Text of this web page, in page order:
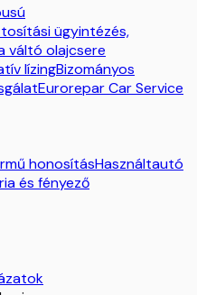
ügyintézés,
váltó olajcsere
lízingBizományos
Eurorepar Car Service
honosításHasználtautó
és fényező